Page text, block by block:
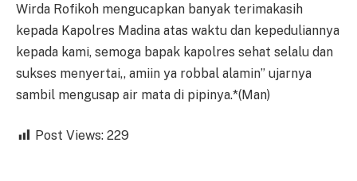
Wirda Rofikoh mengucapkan banyak terimakasih
kepada Kapolres Madina atas waktu dan kepeduliannya
kepada kami, semoga bapak kapolres sehat selalu dan
sukses menyertai,, amiin ya robbal alamin” ujarnya
sambil mengusap air mata di pipinya.*(Man)
Post Views: 229